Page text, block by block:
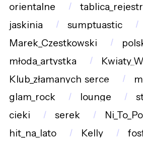
orientalne
jaskinia
sumptuastic
Marek_Czestkowski
młoda_artystka
Klub_złamanych_serce
glam_rock
lounge
cieki
serek
hit_na_lato
Kelly